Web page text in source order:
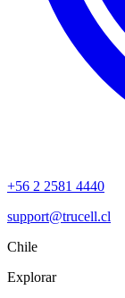
+56 2 2581 4440
support@trucell.cl
Chile
Explorar